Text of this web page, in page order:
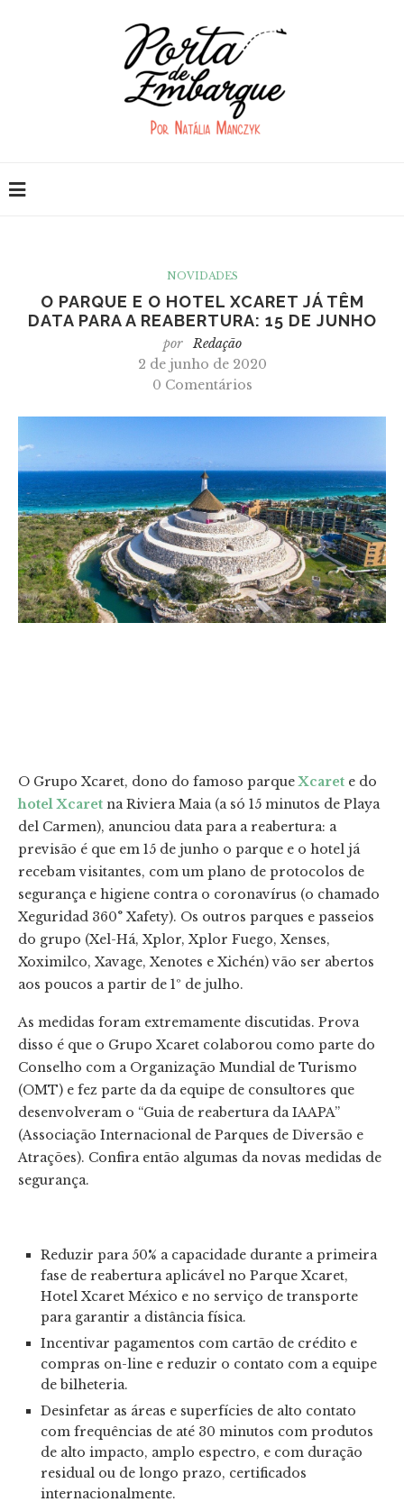
NOVIDADES
O PARQUE E O HOTEL XCARET JÁ TÊM
DATA PARA A REABERTURA: 15 DE JUNHO
porRedação
2 de junho de 2020
0 Comentários
O Grupo Xcaret, dono do famoso parqueXcaret e do
hotel Xcaret na Riviera Maia (a só 15 minutos de Playa
del Carmen), anunciou data para a reabertura: a
previsão é que em 15 de junho o parque e o hotel já
recebam visitantes, com um plano de protocolos de
segurança e higiene contra o coronavírus (o chamado
Xeguridad 360° Xafety). Os outros parques e passeios
do grupo (Xel-Há, Xplor, Xplor Fuego, Xenses,
Xoximilco, Xavage, Xenotes e Xichén) vão ser abertos
aos poucos a partir de 1º de julho.
As medidas foram extremamente discutidas. Prova
disso é que o Grupo Xcaret colaborou como parte do
Conselho com a Organização Mundial de Turismo
(OMT) e fez parte da da equipe de consultores que
desenvolveram o “Guia de reabertura da IAAPA”
(Associação Internacional de Parques de Diversão e
Atrações). Confira então algumas da novas medidas de
segurança.
Reduzir para 50% a capacidade durante a primeira
fase de reabertura aplicável no Parque Xcaret,
Hotel Xcaret México e no serviço de transporte
para garantir a distância física.
Incentivar pagamentos com cartão de crédito e
compras on-line e reduzir o contato com a equipe
de bilheteria.
Desinfetar as áreas e superfícies de alto contato
com frequências de até 30 minutos com produtos
de alto impacto, amplo espectro, e com duração
residual ou de longo prazo, certificados
internacionalmente.